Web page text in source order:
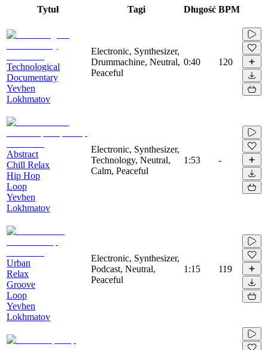
Tytuł Tagi Długość BPM
Technological
Documentary
Yevhen
Lokhmatov
Electronic, Synthesizer,
Drummachine, Neutral,
Peaceful
0:40 120
Abstract
Chill Relax
Hip Hop
Loop
Yevhen
Lokhmatov
Electronic, Synthesizer,
Technology, Neutral,
Calm, Peaceful
1:53 -
Urban
Relax
Groove
Loop
Yevhen
Lokhmatov
Electronic, Synthesizer,
Podcast, Neutral,
Peaceful
1:15 119